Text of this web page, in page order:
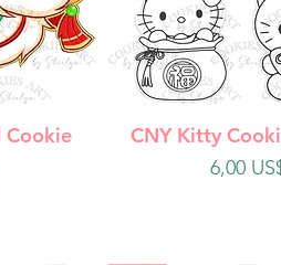
Cookie
Vista
CNY Kitty
Precio
6,00